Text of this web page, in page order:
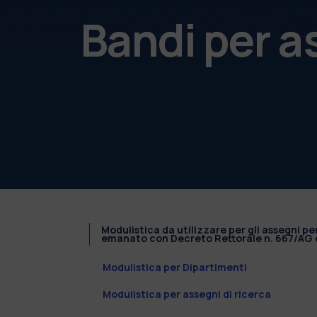
Bandi per
Modulistica da utilizzare per gli assegni
emanato con Decreto Rettorale n. 667/AG
Modulistica per Dipartimenti
Modulistica per assegni di ricerca